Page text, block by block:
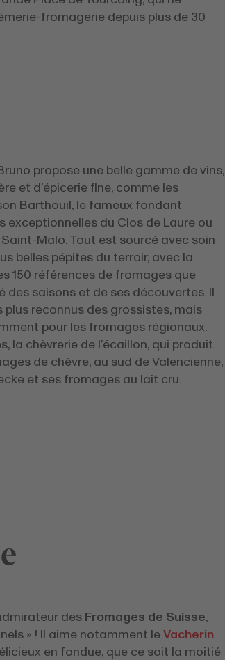
fromagerie depuis plus de 30
propose une belle gamme de vins,
et d’épicerie fine, comme les
Barthouil, le fameux fondant
exceptionnelles du Clos de Laure ou
Malo. Tout est sourcé avec soin
belles pépites du terroir, avec la
150 références de fromages que
des saisons et de ses découvertes. Il
reconnus des grossistes, mais
pour les fromages régionaux.
la chèvrerie de l’écaillon, qui produit
de chèvre, au sud de Valencienne,
et ses fromages au lait cru.
des Fromages de Suisse,
» ! Il aime notamment leVacherin
en fondue, que ce soit la moitié